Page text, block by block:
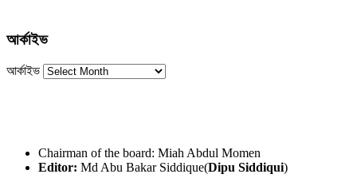
আর্কাইভ
আর্কাইভ
Chairman of the board: Miah Abdul Momen
Editor: Md Abu Bakar Siddique(Dipu Siddiqui)